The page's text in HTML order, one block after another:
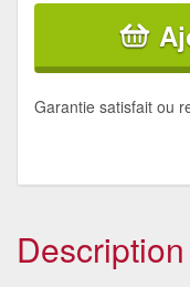
Garantie satisfait ou